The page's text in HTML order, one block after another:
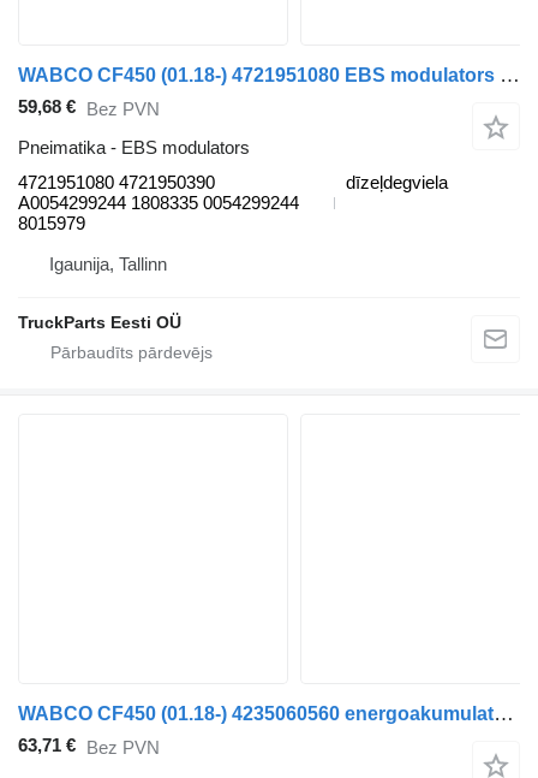
WABCO CF450 (01.18-) 4721951080 EBS modulators paredzēts DAF CF450, CF460 (2017-) vilcēja
59,68 € Bez PVN
Pneimatika - EBS modulators
4721951080 4721950390
A0054299244 1808335 0054299244
8015979
dīzeļdegviela
Igaunija, Tallinn
TruckParts Eesti OÜ
WABCO CF450 (01.18-) 4235060560 energoakumulators paredzēts DAF CF450, CF460 (2017-) vilcēja
63,71 € Bez PVN